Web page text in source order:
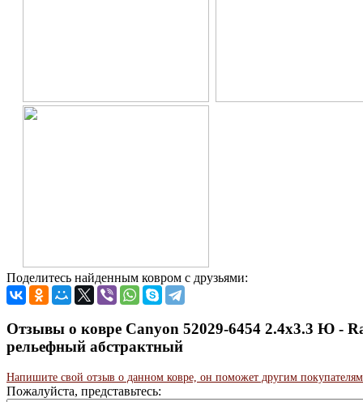
Поделитесь найденным ковром с друзьями:
Отзывы о ковре Canyon 52029-6454 2.4x3.3 Ю -
рельефный абстрактный
Напишите свой отзыв о данном ковре, он поможет другим
Пожалуйста, представьтесь: